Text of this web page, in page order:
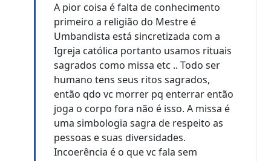
A pior coisa é falta de conhecimento
primeiro a religião do Mestre é
Umbandista está sincretizada com a
Igreja católica portanto usamos rituais
sagrados como missa etc .. Todo ser
humano tens seus ritos sagrados,
então qdo vc morrer pq enterrar então
joga o corpo fora não é isso. A missa é
uma simbologia sagra de respeito as
pessoas e suas diversidades.
Incoerência é o que vc fala sem